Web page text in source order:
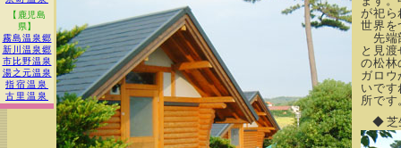
【鹿児島
県】
霧島温泉郷
新川温泉郷
市比野温泉
湯之元温泉
指宿温泉
古里温泉
が祀ら
世界を
先端
と見
の松林
ガロ
いで
所です
◆ 芝